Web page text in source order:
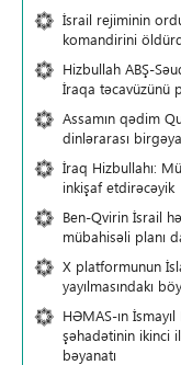
İsrail rejiminin
komandirini
Hizbullah ABŞ-
İraqa təcavüzünü
Assamın qədim
dinlərarası
İraq Hizbullahı:
inkişaf etdirəcəyik
Ben-Qvirin İsrail
mübahisəli planı
X platformunun
yayılmasındakı
HƏMAS-ın
şəhadətinin ikinci
bəyanatı